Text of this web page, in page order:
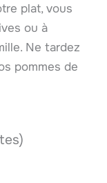
plat, vous
ou à
Ne tardez
pommes de